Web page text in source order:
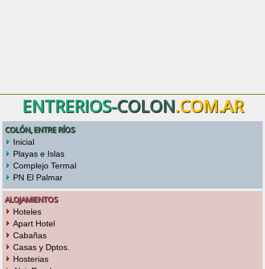
ENTRERIOS-COLON.COM.AR
COLÓN, ENTRE RÍOS
Inicial
Playas e Islas
Complejo Termal
PN El Palmar
ALOJAMIENTOS
Hoteles
Apart Hotel
Cabañas
Casas y Dptos.
Hosterias